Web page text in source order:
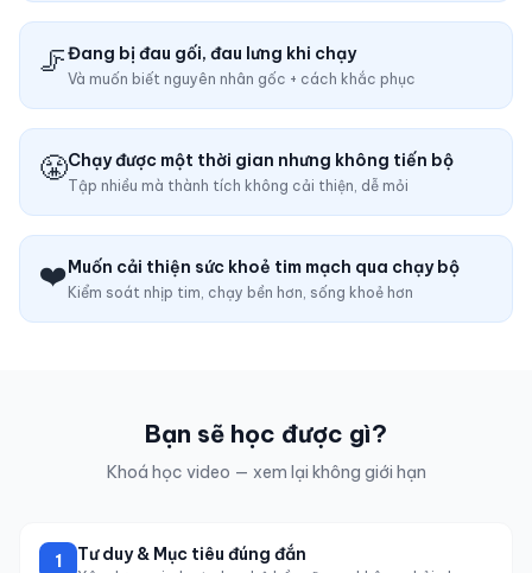
🦵Đang bị đau gối, đau lưng khi chạy
Và muốn biết nguyên nhân gốc + cách khắc phục
😤Chạy được một thời gian nhưng không tiến bộ
Tập nhiều mà thành tích không cải thiện, dễ mỏi
❤️Muốn cải thiện sức khoẻ tim mạch qua chạy bộ
Kiểm soát nhịp tim, chạy bền hơn, sống khoẻ hơn
Bạn sẽ học được gì?
Khoá học video — xem lại không giới hạn
1 Tư duy & Mục tiêu đúng đắn